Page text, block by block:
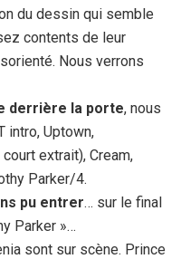
du dessin qui semble
contents de leur
Nous verrons
derrière la porte, nous
intro, Uptown,
extrait), Cream,
Parker/4.
pu entrer… sur le final
Parker »…
sont sur scène. Prince